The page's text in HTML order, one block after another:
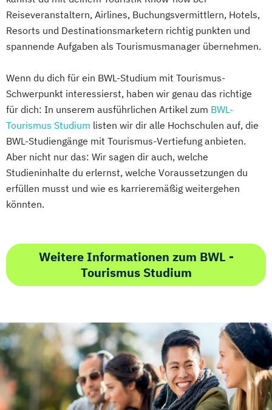
Reiseveranstaltern, Airlines, Buchungsvermittlern, Hotels,
Resorts und Destinationsmarketern richtig punkten und
spannende Aufgaben als Tourismusmanager übernehmen.
Wenn du dich für ein BWL-Studium mit Tourismus-
Schwerpunkt interessierst, haben wir genau das richtige
für dich: In unserem ausführlichen Artikel zum BWL-
Tourismus Studium listen wir dir alle Hochschulen auf, die
BWL-Studiengänge mit Tourismus-Vertiefung anbieten.
Aber nicht nur das: Wir sagen dir auch, welche
Studieninhalte du erlernst, welche Voraussetzungen du
erfüllen musst und wie es karrieremäßig weitergehen
könnten.
Weitere Informationen zum BWL -
Tourismus Studium